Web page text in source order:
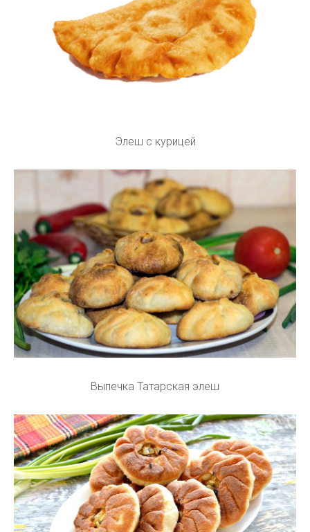
Элеш с курицей
Выпечка Татарская элеш